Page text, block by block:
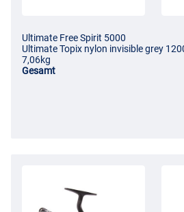
Ultimate Free Spirit 5000
Ultimate Topix nylon invisible grey
7,06kg
Gesamt